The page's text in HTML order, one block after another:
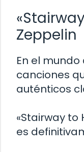
Zeppelin
En el
canciones
auténticos
«Stairway to
es